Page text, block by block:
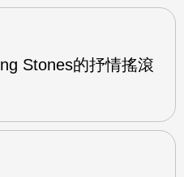
Stones的抒情搖滾